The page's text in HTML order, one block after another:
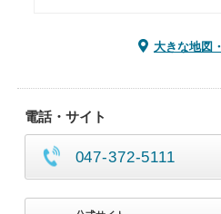
大きな地図
電話・サイト
047-372-5111